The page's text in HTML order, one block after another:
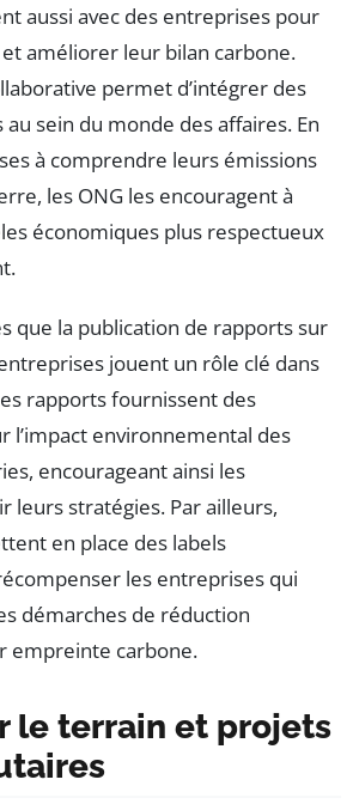
aussi avec des entreprises pour
améliorer leur bilan carbone.
permet d’intégrer des
sein du monde des affaires. En
à comprendre leurs émissions
les ONG les encouragent à
économiques plus respectueux
que la publication de rapports sur
jouent un rôle clé dans
rapports fournissent des
l’impact environnemental des
encourageant ainsi les
leurs stratégies. Par ailleurs,
en place des labels
les entreprises qui
démarches de réduction
empreinte carbone.
le terrain et projets